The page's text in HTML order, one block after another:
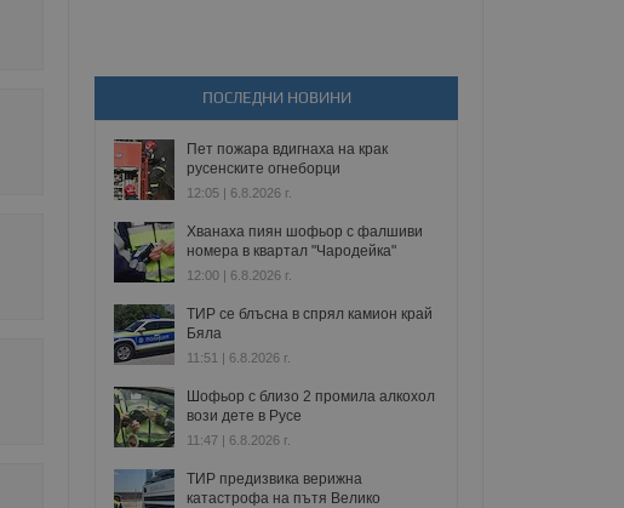
ПОСЛЕДНИ НОВИНИ
Пет пожара вдигнаха на крак
русенските огнеборци
12:05 | 6.8.2026 г.
Хванаха пиян шофьор с фалшиви
номера в квартал "Чародейка"
12:00 | 6.8.2026 г.
ТИР се блъсна в спрял камион край
Бяла
11:51 | 6.8.2026 г.
Шофьор с близо 2 промила алкохол
вози дете в Русе
11:47 | 6.8.2026 г.
ТИР предизвика верижна
катастрофа на пътя Велико